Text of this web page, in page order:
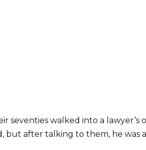
seventies walked into a
but after talking to them, he was